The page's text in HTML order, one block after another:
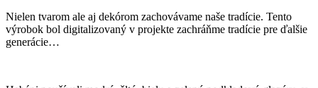
Nielen tvarom ale aj dekórom zachovávame naše tradície. Tento
výrobok bol digitalizovaný v projekte zachráňme tradície pre ďalšie
generácie…